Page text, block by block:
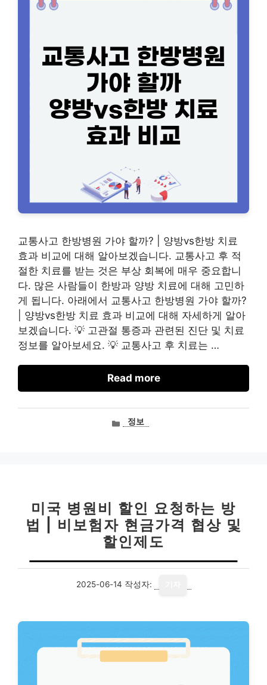
교통사고 한방병원 가야 할까? | 양방vs한방 치료
효과 비교에 대해 알아보겠습니다. 교통사고 후 적
절한 치료를 받는 것은 부상 회복에 매우 중요합니
다. 많은 사람들이 한방과 양방 치료에 대해 고민하
게 됩니다. 아래에서 교통사고 한방병원 가야 할까?
| 양방vs한방 치료 효과 비교에 대해 자세하게 알아
보겠습니다. 💡 고관절 통증과 관련된 진단 및 치료
정보를 알아보세요. 💡 교통사고 후 치료는 …
Read more
카정보
미국 병원비 할인 요청하는 방
법 | 비보험자 현금가격 협상 및
할인제도
2025-06-14 작성자: